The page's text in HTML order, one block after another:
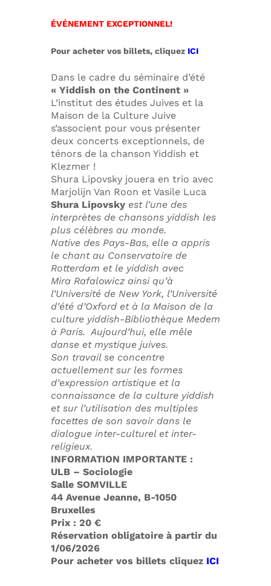
ÉVÉNEMENT EXCEPTIONNEL!
Pour acheter vos billets, cliquez ICI
Dans le cadre du séminaire d’été
« Yiddish on the Continent »
L’institut des études Juives et la
Maison de la Culture Juive
s’associent pour vous présenter
deux concerts exceptionnels, de
ténors de la chanson Yiddish et
Klezmer !
Shura Lipovsky jouera en trio avec
Marjolijn Van Roon et Vasile Luca
Shura Lipovsky est l’une des
interprètes de chansons yiddish les
plus célèbres au monde.
Native des Pays-Bas, elle a appris
le chant au Conservatoire de
Rotterdam et le yiddish avec
Mira Rafalowicz ainsi qu’à
l’Université de New York, l’Université
d’été d’Oxford et à la Maison de la
culture yiddish-Bibliothèque Medem
à Paris. Aujourd’hui, elle mêle
danse et mystique juives.
Son travail se concentre
actuellement sur les formes
d’expression artistique et la
connaissance de la culture yiddish
et sur l’utilisation des multiples
facettes de son savoir dans le
dialogue inter-culturel et inter-
religieux.
INFORMATION IMPORTANTE :
ULB – Sociologie
Salle SOMVILLE
44 Avenue Jeanne, B-1050
Bruxelles
Prix : 20 €
Réservation obligatoire à partir du
1/06/2026
Pour acheter vos billets cliquez ICI